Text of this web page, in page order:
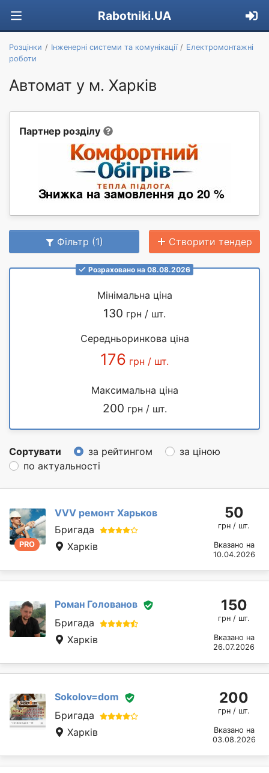
Rabotniki.UA
Розцінки Інженерні системи та комунікації
Електромонтажні
роботи
Автомат у м. Харків
Партнер розділу
Фільтр (1) Створити тендер
Розраховано на 08.08.2026
Мінімальна ціна
130 грн / шт.
Середньоринкова ціна
176 грн / шт.
Максимальна ціна
200 грн / шт.
Сортувати за рейтингом
за ціною
по актуальності
PRO
VVV ремонт Харьков
Бригада
Харків
50
грн / шт.
Вказано на
10.04.2026
Роман Голованов
Бригада
Харків
150
грн / шт.
Вказано на
26.07.2026
Sokolov=dom
Бригада
Харків
200
грн / шт.
Вказано на
03.08.2026